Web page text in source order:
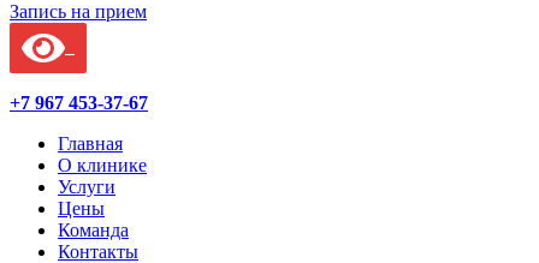
Запись на прием
+7 967 453-37-67
Главная
О клинике
Услуги
Цены
Команда
Контакты